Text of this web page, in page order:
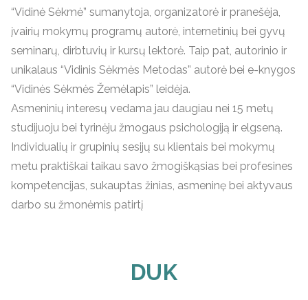
“Vidinė Sėkmė” sumanytoja, organizatorė ir pranešėja,
įvairių mokymų programų autorė, internetinių bei gyvų
seminarų, dirbtuvių ir kursų lektorė. Taip pat, autorinio ir
unikalaus “Vidinis Sėkmės Metodas” autorė bei e-knygos
“Vidinės Sėkmės Žemėlapis” leidėja.
Asmeninių interesų vedama jau daugiau nei 15 metų
studijuoju bei tyrinėju žmogaus psichologiją ir elgseną.
Individualių ir grupinių sesijų su klientais bei mokymų
metu praktiškai taikau savo žmogiškąsias bei profesines
kompetencijas, sukauptas žinias, asmeninę bei aktyvaus
darbo su žmonėmis patirtį
DUK